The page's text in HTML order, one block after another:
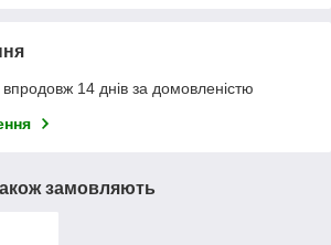
14 днів за домовленістю
замовляють